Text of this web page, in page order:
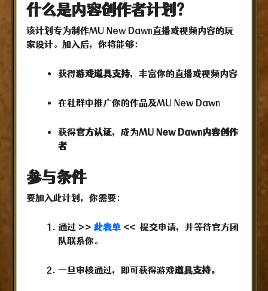
什么是内容创作者计划？
该计划专为制作MU New Dawn直播或视频内容的玩
家设计。加入后，你将能够：
获得游戏道具支持，丰富你的直播或视频内容
在社群中推广你的作品及MU New Dawn
获得官方认证，成为MU New Dawn内容创作
者
参与条件
要加入此计划，你需要：
通过 >> 此表单 << 提交申请，并等待官方团
队联系你。
一旦审核通过，即可获得游戏道具支持。